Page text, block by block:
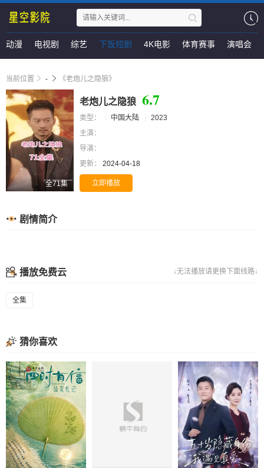
动漫 电视剧 综艺 下饭短剧 4K电影 体育赛事 演唱会
当前位置 - 《老炮儿之隐狼》
全71集
老炮儿之隐狼 6.7
类型： 中国大陆
2023
主演：
导演：
更新：
2024-04-18
立即播放
剧情简介
↓无法播放请更换下面线路↓
播放免费云
全集
猜你喜欢